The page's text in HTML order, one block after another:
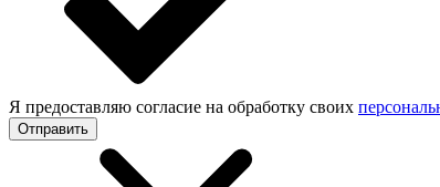
Я предоставляю согласие на обработку своих
Отправить